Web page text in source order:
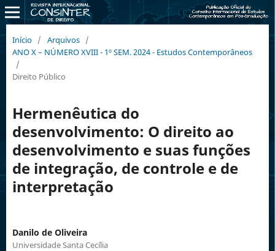
Início / Arquivos /
ANO X – NÚMERO XVIII - 1º SEM. 2024 - Estudos Contemporâneos
/
Direito Público
Hermenêutica do
desenvolvimento: O direito ao
desenvolvimento e suas funções
de integração, de controle e de
interpretação
Danilo de Oliveira
Universidade Santa Cecília